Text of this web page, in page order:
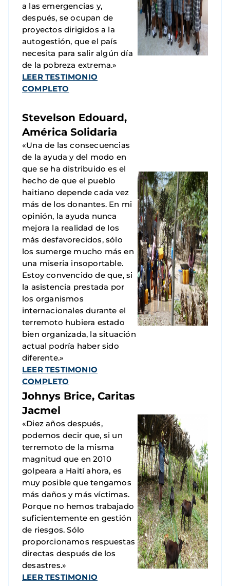
a las emergencias y,
después, se ocupan de
proyectos dirigidos a la
autogestión, que el país
necesita para salir algún día
de la pobreza extrema.»
LEER TESTIMONIO
COMPLETO
Stevelson Edouard,
América Solidaria
«Una de las consecuencias
de la ayuda y del modo en
que se ha distribuido es el
hecho de que el pueblo
haitiano depende cada vez
más de los donantes. En mi
opinión, la ayuda nunca
mejora la realidad de los
más desfavorecidos, sólo
los sumerge mucho más en
una miseria insoportable.
Estoy convencido de que, si
la asistencia prestada por
los organismos
internacionales durante el
terremoto hubiera estado
bien organizada, la situación
actual podría haber sido
diferente.»
LEER TESTIMONIO
COMPLETO
Johnys Brice, Caritas
Jacmel
«Diez años después,
podemos decir que, si un
terremoto de la misma
magnitud que en 2010
golpeara a Haití ahora, es
muy posible que tengamos
más daños y más víctimas.
Porque no hemos trabajado
suficientemente en gestión
de riesgos. Sólo
proporcionamos respuestas
directas después de los
desastres.»
LEER TESTIMONIO